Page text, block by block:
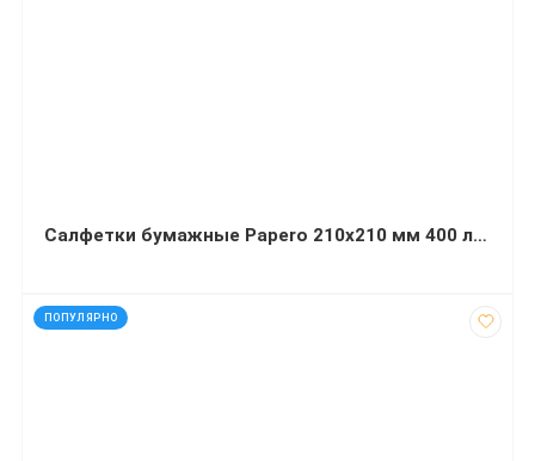
Салфетки бумажные Papero 210х210 мм 400 листов белые
ПОПУЛЯРНО
код: 50189